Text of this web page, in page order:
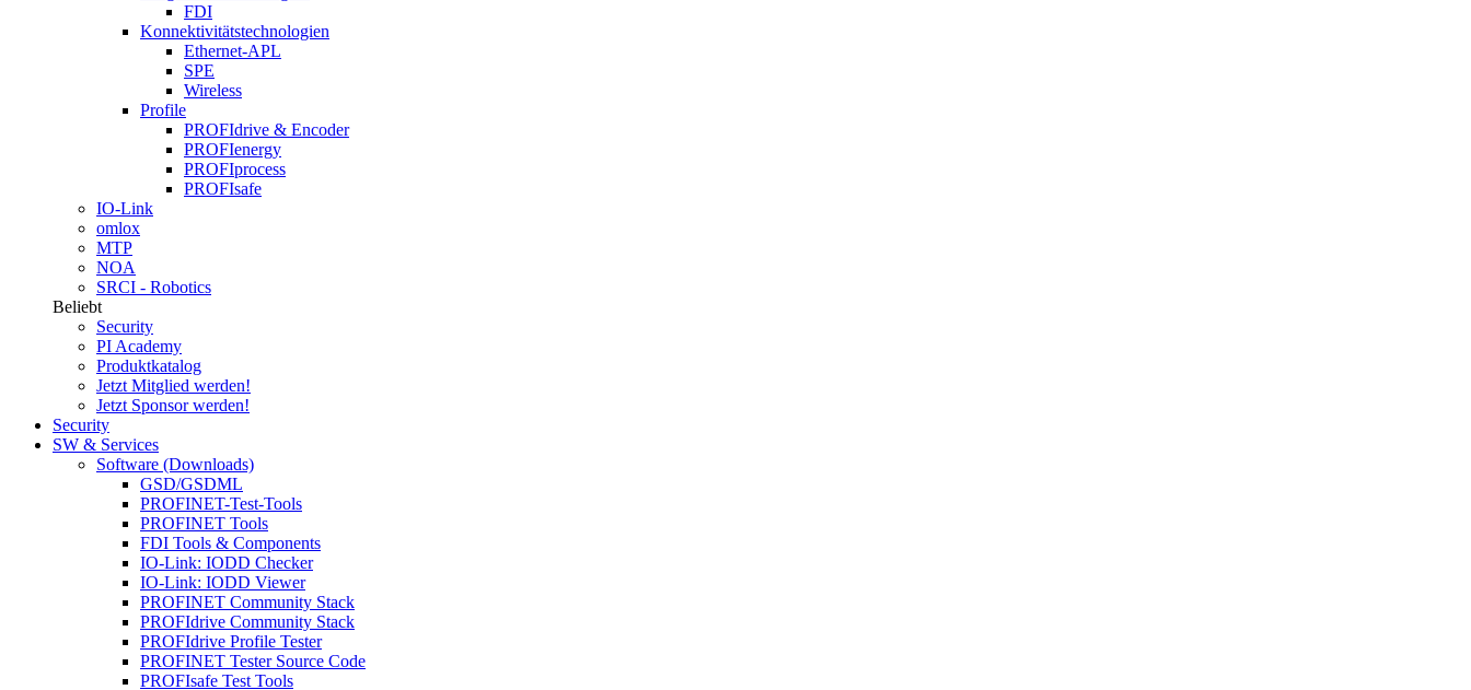
FDI
Konnektivitätstechnologien
Ethernet-APL
SPE
Wireless
Profile
PROFIdrive & Encoder
PROFIenergy
PROFIprocess
PROFIsafe
IO-Link
omlox
MTP
NOA
SRCI - Robotics
Beliebt
Security
PI Academy
Produktkatalog
Jetzt Mitglied werden!
Jetzt Sponsor werden!
Security
SW & Services
Software (Downloads)
GSD/GSDML
PROFINET-Test-Tools
PROFINET Tools
FDI Tools & Components
IO-Link: IODD Checker
IO-Link: IODD Viewer
PROFINET Community Stack
PROFIdrive Community Stack
PROFIdrive Profile Tester
PROFINET Tester Source Code
PROFIsafe Test Tools